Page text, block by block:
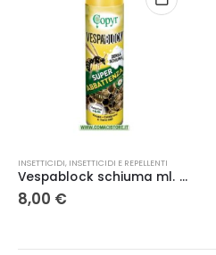
INSETTICIDI, INSETTICIDI E REPELLENTI
Vespablock schiuma ml. 750 – Copyr
8,00 €